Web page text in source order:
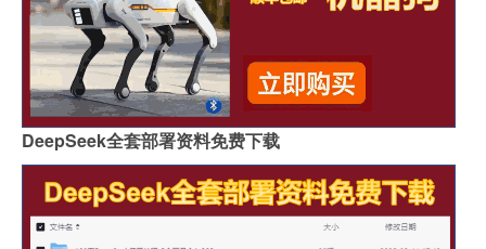
DeepSeek全套部署资料免费下载